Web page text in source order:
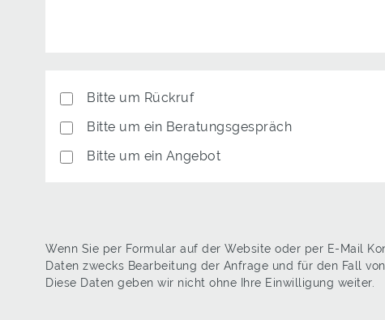
AntwortBitte um Rückruf
Bitte um ein Beratungsgespräch
Bitte um ein Angebot
Wenn Sie per Formular auf der Website oder per E-Mail
Daten zwecks Bearbeitung der Anfrage und für den Fall
Diese Daten geben wir nicht ohne Ihre Einwilligung weiter.